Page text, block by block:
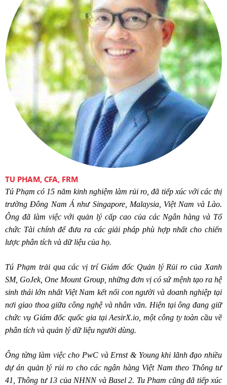
TU PHAM, CFA, FRM
Tú Phạmcó 15 năm kinh nghiệm làm rủi ro, đã tiếp xúc với các thị
trường Đông Nam Á như Singapore, Malaysia, Việt Nam và Lào.
Ông đã làm việc với quản lý cấp cao của các Ngân hàng và Tổ
chức Tài chính để đưa ra các giải pháp phù hợp nhất cho chiến
lược phân tích và dữ liệu của họ.
Tú Phạm trải qua các vị trí Giám đốc Quản lý Rủi ro của Xanh
SM, GoJek, One Mount Group, những đơn vị có sứ mệnh tạo ra hệ
sinh thái lớn nhất Việt Nam kết nối con người và doanh nghiệp tại
nơi giao thoa giữa công nghệ và nhân văn. Hiện tại ông đang giữ
chức vụ Giám đốc quốc gia tạiAesirX.io, một công ty toàn cầu về
phân tích và quản lý dữ liệu người dùng.
Ông từng làm việc cho PwC và Ernst & Young khi lãnh đạo nhiều
dự án quản lý rủi ro cho các ngân hàng Việt Nam theo Thông tư
41, Thông tư 13 của NHNN và Basel 2. Tu Pham cũng đã tiếp xúc